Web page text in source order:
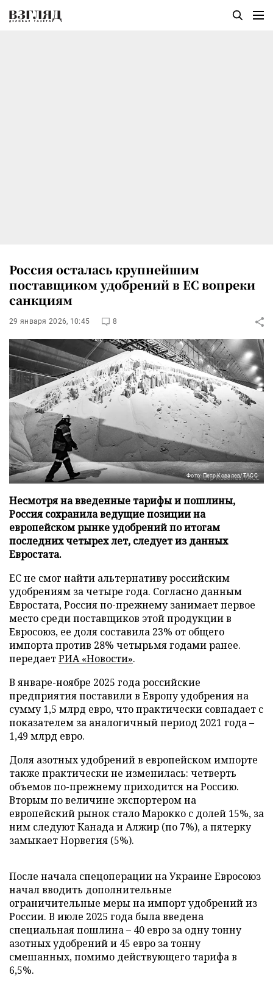
Россия осталась крупнейшим
поставщиком удобрений в ЕС вопреки
санкциям
29 января 2026, 10:45 8
Фото: Петр Ковалев/ТАСС
Несмотря на введенные тарифы и пошлины,
Россия сохранила ведущие позиции на
европейском рынке удобрений по итогам
последних четырех лет, следует из данных
Евростата.
ЕС не смог найти альтернативу российским
удобрениям за четыре года. Согласно данным
Евростата, Россия по-прежнему занимает первое
место среди поставщиков этой продукции в
Евросоюз, ее доля составила 23% от общего
импорта против 28% четырьмя годами ранее.
передаетРИА «Новости».
В январе-ноябре 2025 года российские
предприятия поставили в Европу удобрения на
сумму 1,5 млрд евро, что практически совпадает с
показателем за аналогичный период 2021 года –
1,49 млрд евро.
Доля азотных удобрений в европейском импорте
также практически не изменилась: четверть
объемов по-прежнему приходится на Россию.
Вторым по величине экспортером на
европейский рынок стало Марокко с долей 15%, за
ним следуют Канада и Алжир (по 7%), а пятерку
замыкает Норвегия (5%).
После начала спецоперации на Украине Евросоюз
начал вводить дополнительные
ограничительные меры на импорт удобрений из
России. В июле 2025 года была введена
специальная пошлина – 40 евро за одну тонну
азотных удобрений и 45 евро за тонну
смешанных, помимо действующего тарифа в
6,5%.